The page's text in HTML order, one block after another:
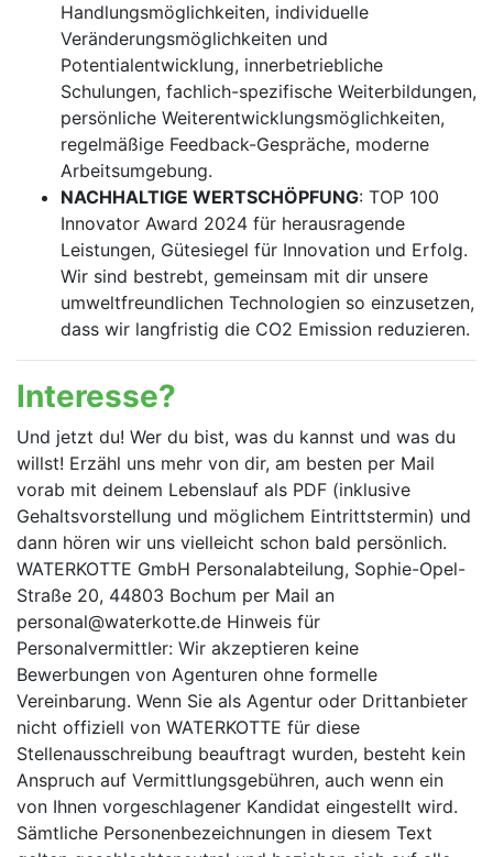
Handlungsmöglichkeiten, individuelle
Veränderungsmöglichkeiten und
Potentialentwicklung, innerbetriebliche
Schulungen, fachlich-spezifische Weiterbildungen,
persönliche Weiterentwicklungsmöglichkeiten,
regelmäßige Feedback-Gespräche, moderne
Arbeitsumgebung.
NACHHALTIGE WERTSCHÖPFUNG: TOP 100
Innovator Award 2024 für herausragende
Leistungen, Gütesiegel für Innovation und Erfolg.
Wir sind bestrebt, gemeinsam mit dir unsere
umweltfreundlichen Technologien so einzusetzen,
dass wir langfristig die CO2 Emission reduzieren.
Interesse?
Und jetzt du! Wer du bist, was du kannst und was du
willst! Erzähl uns mehr von dir, am besten per Mail
vorab mit deinem Lebenslauf als PDF (inklusive
Gehalts­vorstellung und möglichem Eintrittstermin) und
dann hören wir uns vielleicht schon bald persönlich.
WATERKOTTE GmbH Personalabteilung, Sophie-Opel-
Straße 20, 44803 Bochum per Mail an
personal@waterkotte.de Hinweis für
Personalvermittler: Wir akzeptieren keine
Bewerbungen von Agenturen ohne formelle
Vereinbarung. Wenn Sie als Agentur oder Drittanbieter
nicht offiziell von WATERKOTTE für diese
Stellenausschreibung beauftragt wurden, besteht kein
Anspruch auf Vermittlungsgebühren, auch wenn ein
von Ihnen vorgeschlagener Kandidat eingestellt wird.
Sämtliche Personenbezeichnungen in diesem Text